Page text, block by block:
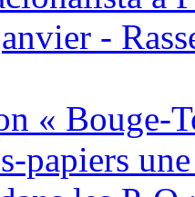
-
« Bouge-
papiers